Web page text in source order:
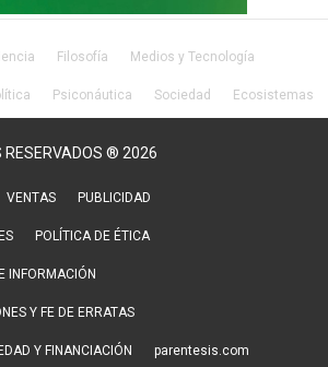
Filosofía Medios y Tecnología
Psiconáutica Sociedad Ecosistemas
RESERVADOS ® 2026
VENTAS PUBLICIDAD
POLÍTICA DE ÉTICA
INFORMACIÓN
Y FE DE ERRATAS
Y FINANCIACIÓN parentesis.com